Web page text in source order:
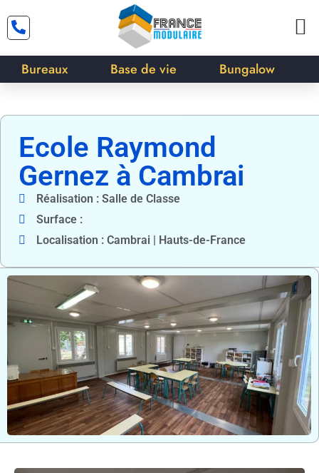
Bureaux Base de vie Bungalow
Ecole Raymond
Gernez à Cambrai
Réalisation : Salle de Classe
Surface :
Localisation : Cambrai | Hauts-de-France